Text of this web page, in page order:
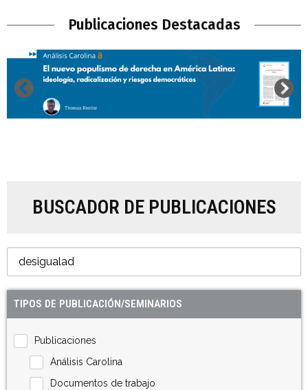
Publicaciones Destacadas
BUSCADOR DE PUBLICACIONES
TIPOS DE PUBLICACIÓN/SEMINARIOS
Publicaciones
Análisis Carolina
Documentos de trabajo